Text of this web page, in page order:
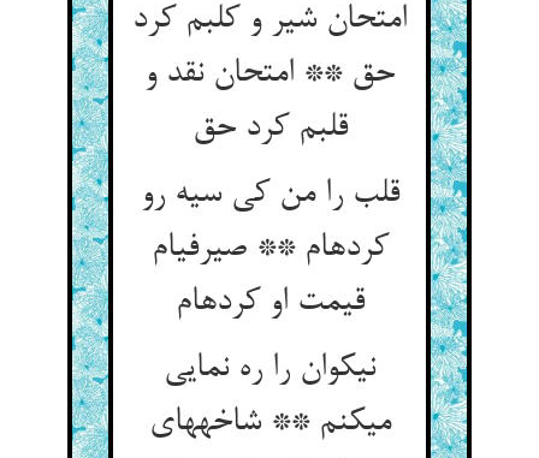
امتحان شیر و کلبم کرد
حق ** امتحان نقد و
قلبم کرد حق‏
قلب را من کی سیه رو
کرده‏ام ** صیرفی‏ام
قیمت او کرده‏ام‏
نیکوان را ره نمایی
می‏کنم ** شاخه‏های